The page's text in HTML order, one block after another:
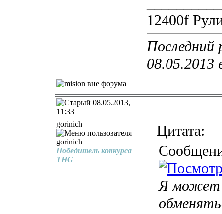
12400f
Последний
08.05.2013
08.05.2013,
11:33
gorinich
Победитель конкурса
THG
Цитата:
Я может